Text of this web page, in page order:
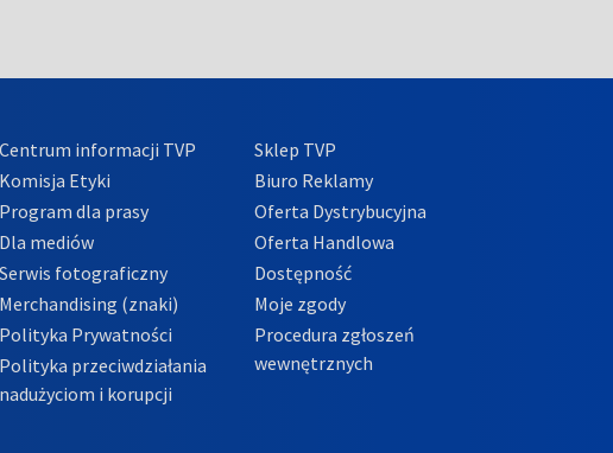
Centrum informacji TVP
Komisja Etyki
Program dla prasy
Dla mediów
Serwis fotograficzny
Merchandising (znaki)
Polityka Prywatności
Polityka przeciwdziałania
nadużyciom i korupcji
Sklep TVP
Biuro Reklamy
Oferta Dystrybucyjna
Oferta Handlowa
Dostępność
Moje zgody
Procedura zgłoszeń
wewnętrznych